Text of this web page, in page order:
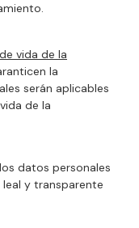
vida de la
la
serán aplicables
de la
los datos personales
y transparente